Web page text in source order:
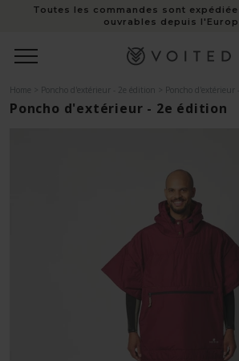
Toutes les commandes sont
ouvrables depuis
Home Poncho d'extérieur - 2e édition Poncho d'extérieur
Poncho d'extérieur - 2e édition